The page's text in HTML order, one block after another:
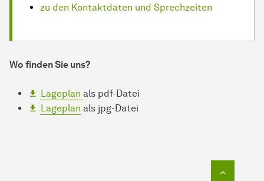
zu den Kontaktdaten und Sprechzeiten
Wo finden Sie uns?
Lageplan als pdf-Datei
Lageplan als jpg-Datei